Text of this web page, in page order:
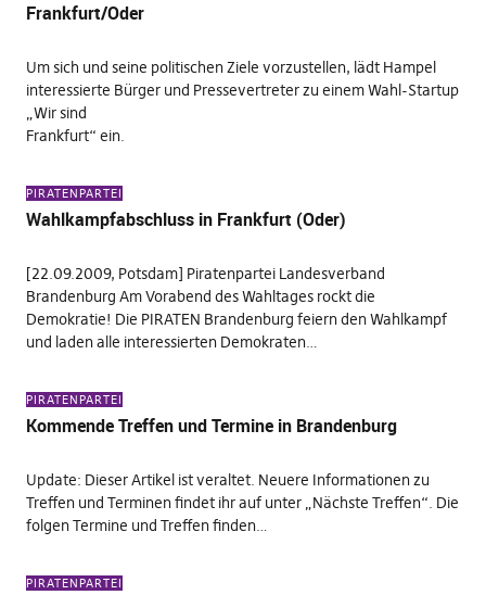
Frankfurt/Oder
Um sich und seine politischen Ziele vorzustellen, lädt Hampel
interessierte Bürger und Pressevertreter zu einem Wahl-Startup
„Wir sind
Frankfurt“ ein.
PIRATENPARTEI
Wahlkampfabschluss in Frankfurt (Oder)
[22.09.2009, Potsdam] Piratenpartei Landesverband
Brandenburg Am Vorabend des Wahltages rockt die
Demokratie! Die PIRATEN Brandenburg feiern den Wahlkampf
und laden alle interessierten Demokraten…
PIRATENPARTEI
Kommende Treffen und Termine in Brandenburg
Update: Dieser Artikel ist veraltet. Neuere Informationen zu
Treffen und Terminen findet ihr auf unter „Nächste Treffen“. Die
folgen Termine und Treffen finden…
PIRATENPARTEI